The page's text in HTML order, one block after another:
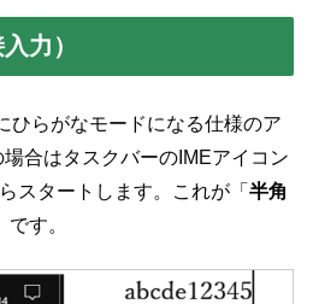
力）
ひらがなモードになる仕様のア
合はタスクバーのIMEアイコン
スタートします。これが「 半角
です。